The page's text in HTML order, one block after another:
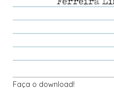
Faça o download!